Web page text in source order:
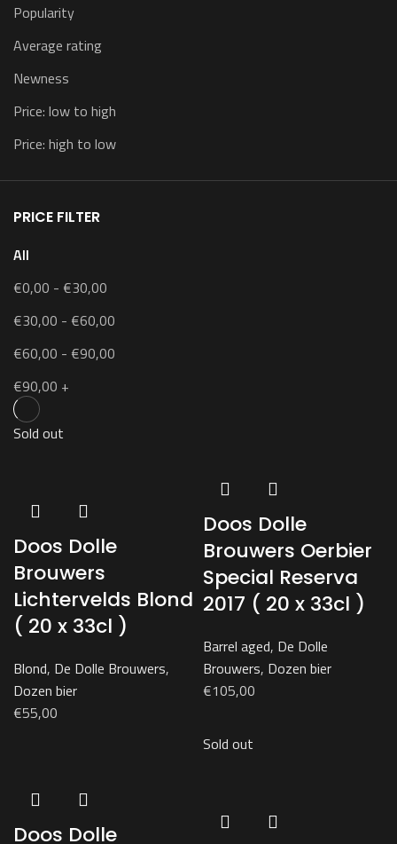
Popularity
Average rating
Newness
Price: low to high
Price: high to low
PRICE FILTER
All
€0,00 - €30,00
€30,00 - €60,00
€60,00 - €90,00
€90,00 +
Sold out
Doos Dolle
Brouwers
Lichtervelds Blond
( 20 x 33cl )
Blond, De Dolle Brouwers,
Dozen bier
€55,00
Doos Dolle
Brouwers Oerbier
Special Reserva
2017 ( 20 x 33cl )
Barrel aged, De Dolle
Brouwers, Dozen bier
€105,00
Doos Dolle
Sold out